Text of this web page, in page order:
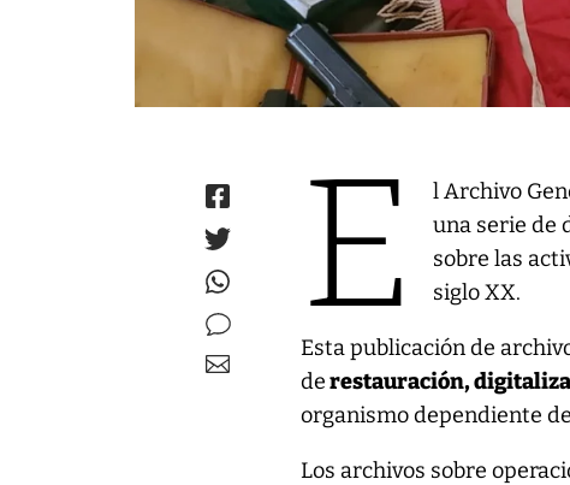
E
l Archivo
una serie de
sobre las
siglo XX.
Esta publicación de
derestauración,
organismo dependiente
Los archivos sobre